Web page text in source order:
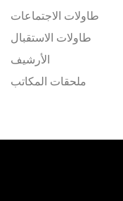
طاولات الاجتماعات
طاولات الاستقبال
الأرشيف
ملحقات المكاتب